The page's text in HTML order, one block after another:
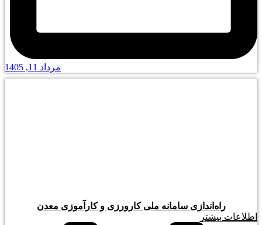
مرداد 11, 1405
راه‌اندازی سامانه ملی کارورزی و کارآموزی معدن
اطلاعات بیشتر